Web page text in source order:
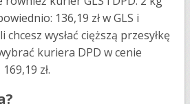
136,19 zł w GLS i
chcesz wysłać cięższą przesyłkę
kuriera DPD w cenie
zł.